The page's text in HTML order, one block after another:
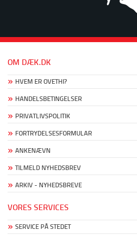
OM DÆK.DK
HVEM ER OVETHI?
HANDELSBETINGELSER
PRIVATLIVSPOLITIK
FORTRYDELSESFORMULAR
ANKENÆVN
TILMELD NYHEDSBREV
ARKIV - NYHEDSBREVE
VORES SERVICES
SERVICE PÅ STEDET